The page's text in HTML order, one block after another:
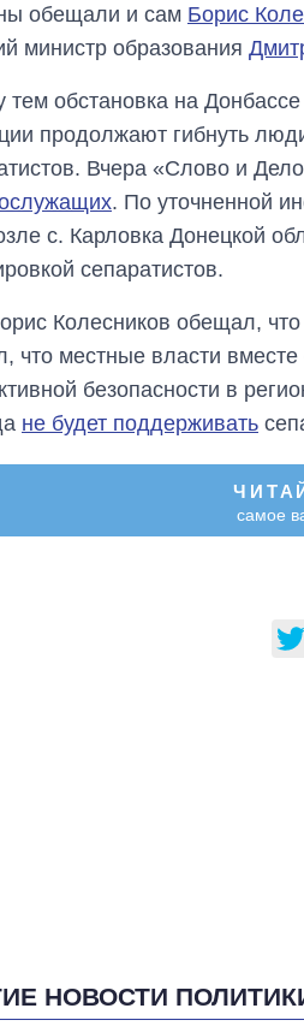
обещали и сам Борис
министр образования
обстановка на
продолжают гибнуть
Вчера «Слово и
. По уточненной
с. Карловка Донецкой
сепаратистов.
Колесников обещал, что
что местные власти
безопасности в
не будет поддерживать
самое
НОВОСТИ